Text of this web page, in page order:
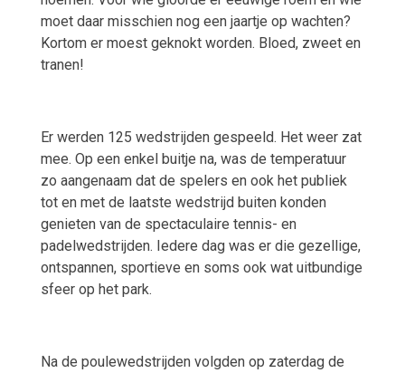
moet daar misschien nog een jaartje op wachten?
Kortom er moest geknokt worden. Bloed, zweet en
tranen!
Er werden 125 wedstrijden gespeeld. Het weer zat
mee. Op een enkel buitje na, was de temperatuur
zo aangenaam dat de spelers en ook het publiek
tot en met de laatste wedstrijd buiten konden
genieten van de spectaculaire tennis- en
padelwedstrijden. Iedere dag was er die gezellige,
ontspannen, sportieve en soms ook wat uitbundige
sfeer op het park.
Na de poulewedstrijden volgden op zaterdag de